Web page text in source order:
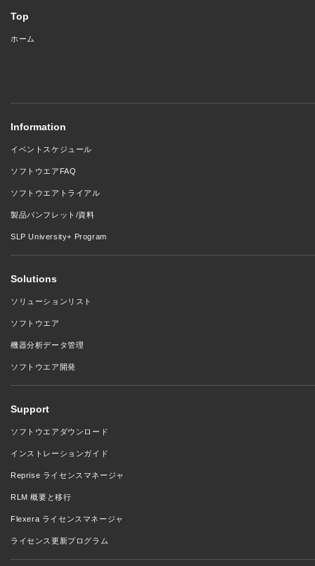
Top
ホーム
Information
イベントスケジュール
ソフトウエアFAQ
ソフトウエアトライアル
製品パンフレット/資料
SLP University+ Program
Solutions
ソリューションリスト
ソフトウエア
機器分析データ管理
ソフトウエア開発
Support
ソフトウエアダウンロード
インストレーションガイド
Reprise ライセンスマネージャ
RLM 概要と移行
Flexera ライセンスマネージャ
ライセンス更新プログラム